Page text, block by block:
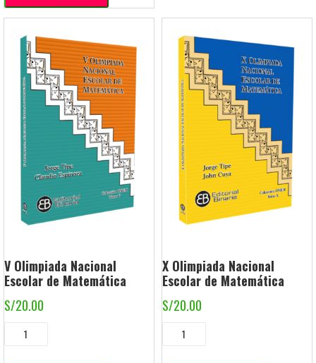
V Olimpiada Nacional
Escolar de Matemática
S/20.00
X Olimpiada Nacional
Escolar de Matemática
S/20.00